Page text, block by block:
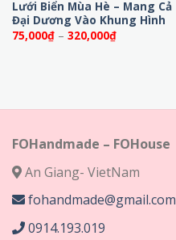
Lưới Biển Mùa Hè – Mang Cả
Đại Dương Vào Khung Hình
75,000₫ – 320,000₫Khoảng
giá:
FOHandmade – FOHouse
An Giang- VietNam
fohandmade@gmail.com
0914.193.019